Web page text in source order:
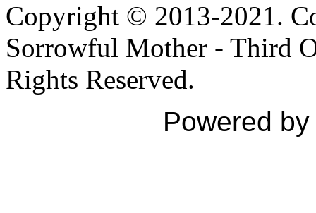
Copyright © 2013-2021.
Sorrowful Mother - Third
Rights Reserved.
Powered